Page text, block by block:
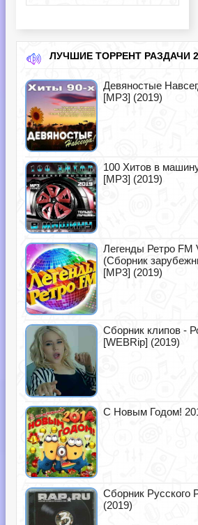
ЛУЧШИЕ ТОРРЕНТ РАЗДАЧИ
Девяностые
[MP3] (2019)
100 Хитов в
[MP3] (2019)
Легенды Ретро FM
(Сборник
[MP3] (2019)
Сборник клипов -
[WEBRip] (2019)
С Новым Годом!
Сборник Русского
(2019)